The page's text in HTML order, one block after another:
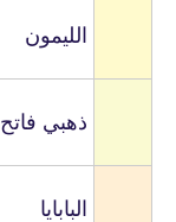
الليمون
ذهبي فاتح
البابايا